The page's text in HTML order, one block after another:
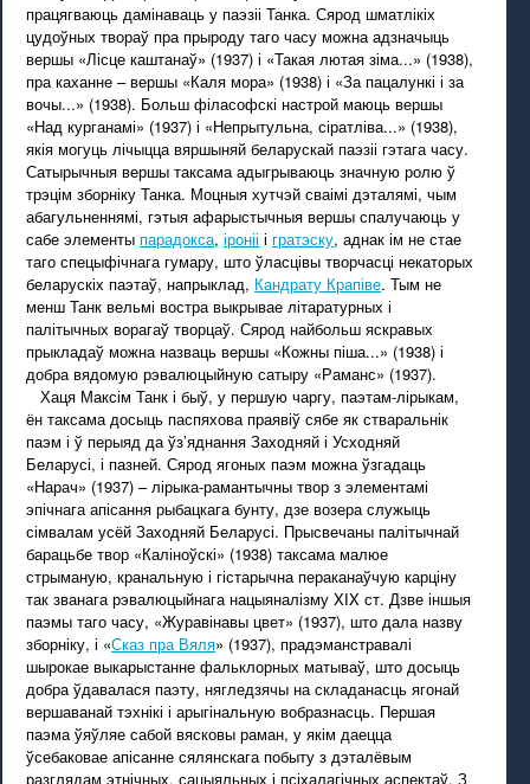
працягваюць дамінаваць у паэзіі Танка. Сярод шматлікіх
цудоўных твораў пра прыроду таго часу можна адзначыць
вершы «Лісце каштанаў» (1937) і «Такая лютая зіма...» (1938),
пра каханне – вершы «Каля мора» (1938) і «За пацалункі і за
вочы...» (1938). Больш філасофскі настрой маюць вершы
«Над курганамі» (1937) і «Непрытульна, сіратліва...» (1938),
якія могуць лічыцца вяршыняй беларускай паэзіі гэтага часу.
Сатырычныя вершы таксама адыгрываюць значную ролю ў
трэцім зборніку Танка. Моцныя хутчэй сваімі дэталямі, чым
абагульненнямі, гэтыя афарыстычныя вершы спалучаюць у
сабе элементыпарадокса,іроніі ігратэску, аднак ім не стае
таго спецыфічнага гумару, што ўласцівы творчасці некаторых
беларускіх паэтаў, напрыклад, Кандрату Крапіве. Тым не
менш Танк вельмі востра выкрывае літаратурных і
палітычных ворагаў творцаў. Сярод найбольш яскравых
прыкладаў можна назваць вершы «Кожны піша...» (1938) і
добра вядомую рэвалюцыйную сатыру «Раманс» (1937).
Хаця Максім Танк і быў, у першую чаргу, паэтам-лірыкам,
ён таксама досыць паспяхова праявіў сябе як стваральнік
паэм і ў перыяд да ўз’яднання Заходняй і Усходняй
Беларусі, і пазней. Сярод ягоных паэм можна ўзгадаць
«Нарач» (1937) – лірыка-рамантычны твор з элементамі
эпічнага апісання рыбацкага бунту, дзе возера служыць
сімвалам усёй Заходняй Беларусі. Прысвечаны палітычнай
барацьбе твор «Каліноўскі» (1938) таксама малюе
стрыманую, кранальную і гістарычна пераканаўчую карціну
так званага рэвалюцыйнага нацыяналізму XІX ст. Дзве іншыя
паэмы таго часу, «Журавінавы цвет» (1937), што дала назву
зборніку, і «Сказ пра Вяля» (1937), прадэманстравалі
шырокае выкарыстанне фальклорных матываў, што досыць
добра ўдавалася паэту, нягледзячы на складанасць ягонай
вершаванай тэхнікі і арыгінальную вобразнасць. Першая
паэма ўяўляе сабой вясковы раман, у якім даецца
ўсебаковае апісанне сялянскага побыту з дэталёвым
разглядам этнічных, сацыяльных і псіхалагічных аспектаў. З